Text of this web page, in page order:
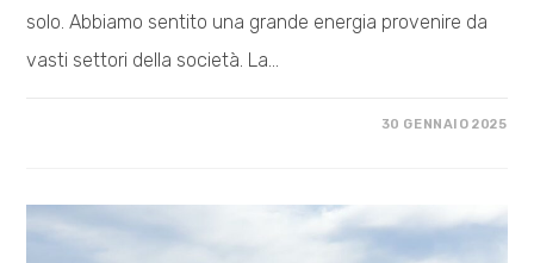
solo. Abbiamo sentito una grande energia provenire da
vasti settori della società. La…
SERBIA
30 GENNAIO 2025